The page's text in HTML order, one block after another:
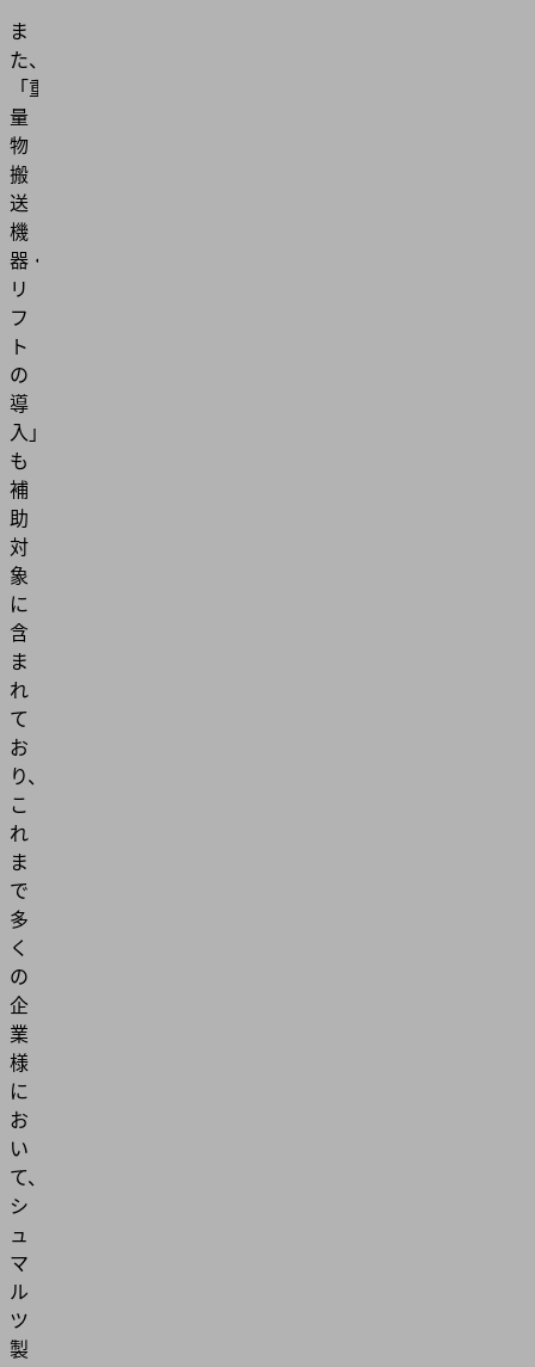
ま
た、
「重
量
物
搬
送
機
器・
リ
フ
ト
の
導
入」
も
補
助
対
象
に
含
ま
れ
て
お
り、
こ
れ
ま
で
多
く
の
企
業
様
に
お
い
て、
シ
ュ
マ
ル
ツ
製